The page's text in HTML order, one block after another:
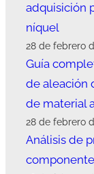
adquisición
níquel
28 de febrero
Guía
de aleación
de material
28 de febrero
Análisis de